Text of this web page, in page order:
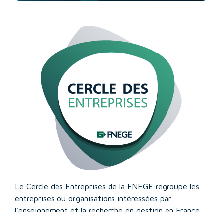
Le Cercle des Entreprises de la FNEGE regroupe les
entreprises ou organisations intéressées par